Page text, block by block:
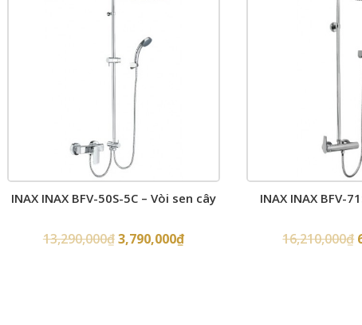
INAX INAX BFV-50S-5C – Vòi sen cây
13,290,000₫3,790,000₫
INAX INAX BFV-
16,210,000₫